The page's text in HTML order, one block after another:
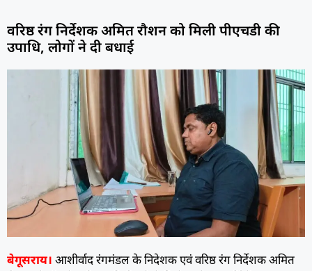
वरिष्ठ रंग निर्देशक अमित रौशन को मिली पीएचडी की
उपाधि, लोगों ने दी बधाई
बेगूसराय। आशीर्वाद रंगमंडल के निदेशक एवं वरिष्ठ रंग निर्देशक अमित